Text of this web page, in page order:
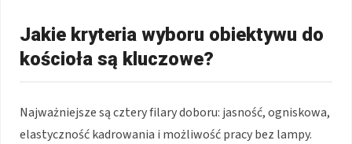
Jakie kryteria wyboru obiektywu do
kościoła są kluczowe?
Najważniejsze są cztery filary doboru: jasność, ogniskowa,
elastyczność kadrowania i możliwość pracy bez lampy.